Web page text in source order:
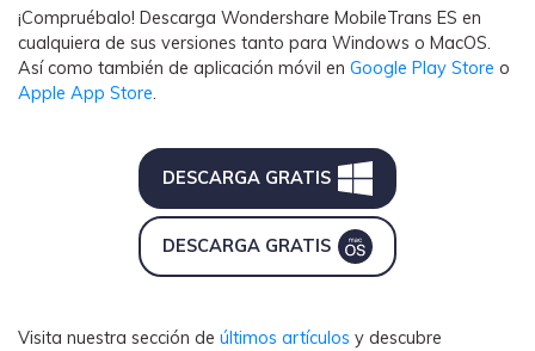
¡Compruébalo! Descarga Wondershare MobileTrans ES en
cualquiera de sus versiones tanto para Windows o MacOS.
Así como también de aplicación móvil en Google Play Store o
Apple App Store.
DESCARGA GRATIS
DESCARGA GRATIS
Visita nuestra sección de últimos artículos y descubre